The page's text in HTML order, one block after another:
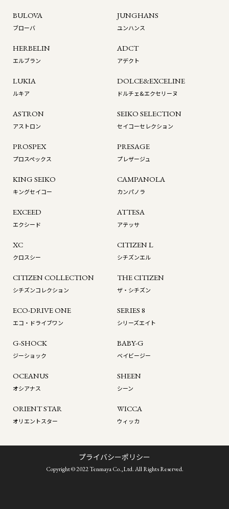
BULOVA
ブローバ
JUNGHANS
ユンハンス
HERBELIN
エルブラン
ADCT
アデクト
LUKIA
ルキア
DOLCE&EXCELINE
ドルチェ&エクセリーヌ
ASTRON
アストロン
SEIKO SELECTION
セイコーセレクション
PROSPEX
プロスペックス
PRESAGE
プレザージュ
KING SEIKO
キングセイコー
CAMPANOLA
カンパノラ
EXCEED
エクシード
ATTESA
アテッサ
XC
クロスシー
CITIZEN L
シチズンエル
CITIZEN COLLECTION
シチズンコレクション
THE CITIZEN
ザ・シチズン
ECO-DRIVE ONE
エコ・ドライブワン
SERIES 8
シリーズエイト
G-SHOCK
ジーショック
BABY-G
ベイビージー
OCEANUS
オシアナス
SHEEN
シーン
ORIENT STAR
オリエントスター
WICCA
ウィッカ
プライバシーポリシー
Copyright © 2022 Tenmaya Co.,Ltd. All Rights Reserved.